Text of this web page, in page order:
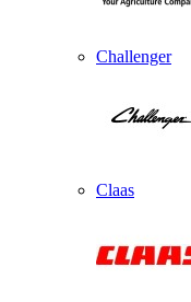
Challenger
Claas